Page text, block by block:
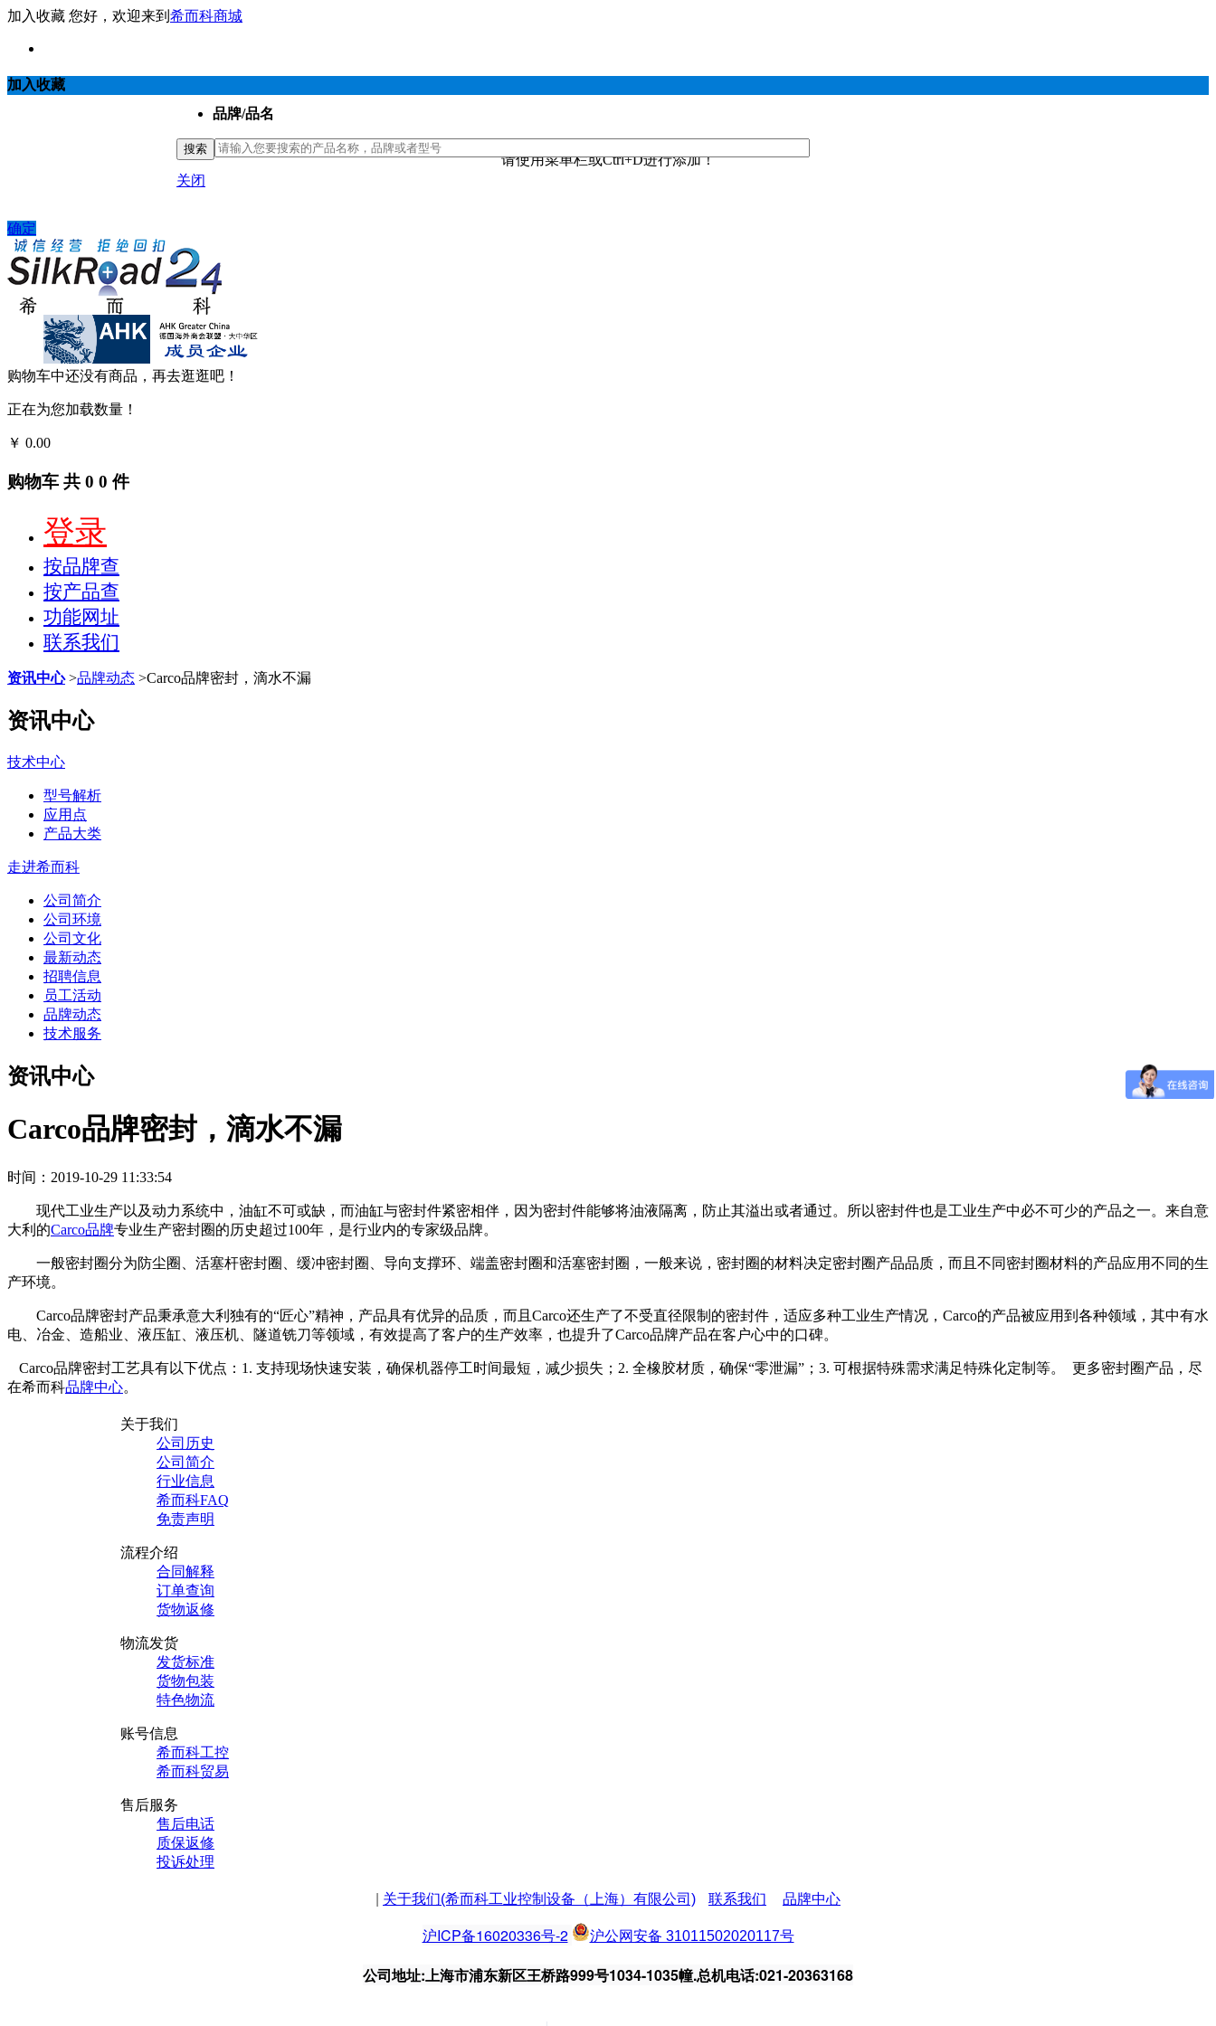
加入收藏 您好，欢迎来到 希而科商城
加入收藏
请使用菜单栏或Ctrl+D进行添加！
确定
购物车中还没有商品，再去逛逛吧！
正在为您加载数量！
￥ 0.00
购物车 共 0 0 件
品牌/品名
搜索
关闭
登录
按品牌查
按产品查
功能网址
联系我们
资讯中心 >品牌动态 >Carco品牌密封，滴水不漏
资讯中心
技术中心
型号解析
应用点
产品大类
走进希而科
公司简介
公司环境
公司文化
最新动态
招聘信息
员工活动
品牌动态
技术服务
资讯中心
Carco品牌密封，滴水不漏
时间：2019-10-29 11:33:54
现代工业生产以及动力系统中，油缸不可或缺，而油缸与密封件紧密相伴，因为密封件能够将油液隔离，防止其溢出或者通过。所以密封件也是工业生产中必不可少的产品之一。来自意
大利的Carco品牌专业生产密封圈的历史超过100年，是行业内的专家级品牌。
一般密封圈分为防尘圈、活塞杆密封圈、缓冲密封圈、导向支撑环、端盖密封圈和活塞密封圈，一般来说，密封圈的材料决定密封圈产品品质，而且不同密封圈材料的产品应用不同的生
产环境。
Carco品牌密封产品秉承意大利独有的“匠心”精神，产品具有优异的品质，而且 Carco还生产了不受直径限制的密封件，适应多种工业生产情况， Carco的产品被应用到各种领域，其中有水
电、冶金、造船业、液压缸、液压机、隧道铣刀等领域，有效提高了客户的生产效率，也提升了Carco品牌产品在客户心中的口碑。
Carco品牌密封工艺具有以下优点： 1.支持现场快速安装，确保机器停工时间最短，减少损失； 2.全橡胶材质，确保“零泄漏”；3.可根据特殊需求满足特殊化定制等。
更多密封圈产品，尽
在希而科品牌中心。
关于我们
公司历史
公司简介
行业信息
希而科FAQ
免责声明
流程介绍
合同解释
订单查询
货物返修
物流发货
发货标准
货物包装
特色物流
账号信息
希而科工控
希而科贸易
售后服务
售后电话
质保返修
投诉处理
关于我们(希而科工业控制设备（上海）有限公司) 联系我们 品牌中心
沪ICP备16020336号-2 沪公网安备 31011502020117号
公司地址:上海市浦东新区王桥路999号1034-1035幢.总机电话:021-20363168